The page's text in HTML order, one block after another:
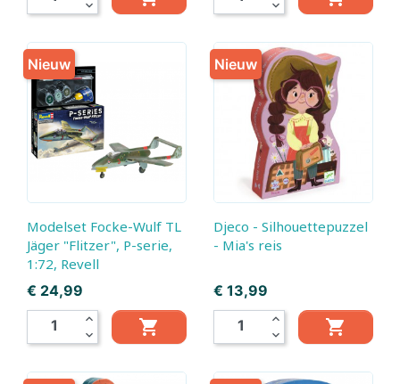
expand_more expand_more
Modelset Focke-Wulf TL
Jäger "Flitzer", P-serie,
1:72, Revell
Prijs
€ 24,99
expand_less
expand_more

Nieuw
Djeco - Silhouettepuzzel
- Mia's reis
Prijs
€ 13,99
expand_less
expand_more

Nieuw